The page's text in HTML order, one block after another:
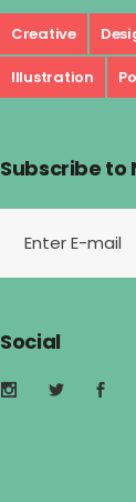
Creative
Illustration
Subscribe to
Social